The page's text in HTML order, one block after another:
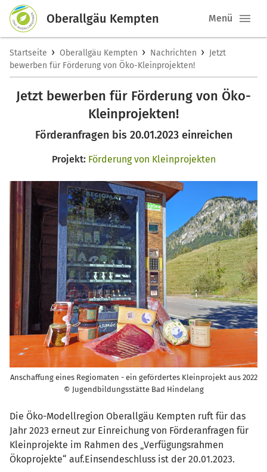
Oberallgäu Kempten Menü
Startseite › Oberallgäu Kempten › Nachrichten › Jetzt
bewerben für Förderung von Öko-Kleinprojekten!
Jetzt bewerben für Förderung von Öko-
Kleinprojekten!
Förderanfragen bis 20.01.2023 einreichen
Projekt: Förderung von Kleinprojekten
Anschaffung eines Regiomaten - ein gefördertes Kleinprojekt aus 2022
© Jugendbildungsstätte Bad Hindelang
Die Öko-Modellregion Oberallgäu Kempten ruft für das
Jahr 2023 erneut zur Einreichung von Förderanfragen für
Kleinprojekte im Rahmen des „Verfügungsrahmen
Ökoprojekte“ auf.Einsendeschluss ist der 20.01.2023.